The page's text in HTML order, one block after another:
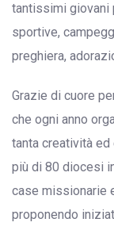
tantissimi giovani
sportive,
preghiera,
Grazie di cuore
che ogni anno
tanta creatività ed
più di 80 diocesi
case missionarie
proponendo